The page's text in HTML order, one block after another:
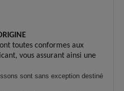
toutes conformes aux
vous assurant ainsi une
sont sans exception destiné